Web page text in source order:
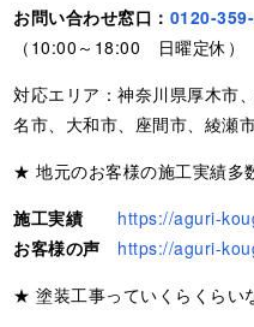
お問い合わせ窓口： 0120-
（10:00～18:00 日曜定休）
対応エリア：神奈川県厚木市
名市、大和市、座間市、綾瀬
★ 地元のお客様の施工実績多
施工実績
https://aguri-
お客様の声
https://aguri-
★ 塗装工事っていくらくらい